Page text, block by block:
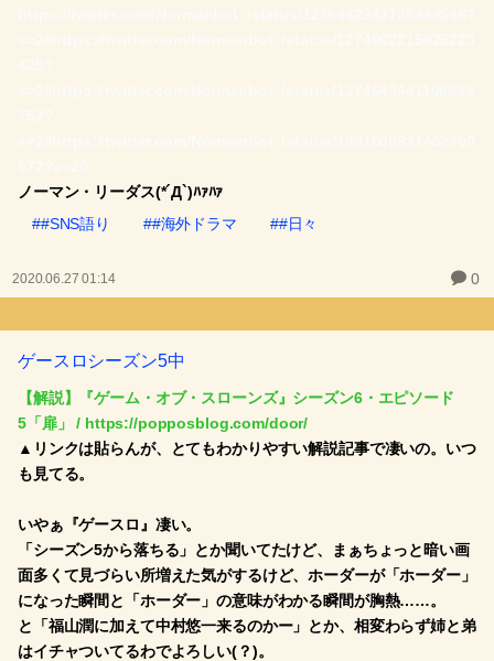
ノーマン・リーダス(*´Д`)ﾊｧﾊｧ
##SNS語り
##海外ドラマ ##日々
2020.06.27 01:14 0
ゲースロシーズン5中
【解説】『ゲーム・オブ・スローンズ』シーズン6・エピソード
5「扉」 / https://popposblog.com/door/
▲リンクは貼らんが、とてもわかりやすい解説記事で凄いの。いつ
も見てる。
いやぁ『ゲースロ』凄い。
「シーズン5から落ちる」とか聞いてたけど、まぁちょっと暗い画
面多くて見づらい所増えた気がするけど、ホーダーが「ホーダー」
になった瞬間と「ホーダー」の意味がわかる瞬間が胸熱……。
と「福山潤に加えて中村悠一来るのかー」とか、相変わらず姉と弟
はイチャついてるわでよろしい(？)。